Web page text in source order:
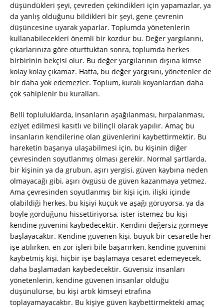
düşündükleri şeyi, çevreden çekindikleri için yapamazlar, ya
da yanlış olduğunu bildikleri bir şeyi, gene çevrenin
düşüncesine uyarak yaparlar. Toplumda yönetenlerin
kullanabilecekleri önemli bir kozdur bu. Değer yargılarını,
çıkarlarınıza göre oturttuktan sonra, toplumda herkes
birbirinin bekçisi olur. Bu değer yargılarının dışına kimse
kolay kolay çıkamaz. Hatta, bu değer yargısını, yönetenler de
bir daha yok edemezler. Toplum, kuralı koyanlardan daha
çok sahiplenir bu kuralları.
Belli topluluklarda, insanların aşağılanması, hırpalanması,
eziyet edilmesi kasıtlı ve bilinçli olarak yapılır. Amaç bu
insanların kendilerine olan güvenlerini kaybettirmektir. Bu
hareketin başarıya ulaşabilmesi için, bu kişinin diğer
çevresinden soyutlanmış olması gerekir. Normal şartlarda,
bir kişinin ya da grubun, aşırı yergisi, güven kaybına neden
olmayacağı gibi, aşırı övgüsü de güven kazanmaya yetmez.
Ama çevresinden soyutlanmış bir kişi için, ilişki içinde
olabildiği herkes, bu kişiyi küçük ve aşağı görüyorsa, ya da
böyle gördüğünü hissettiriyorsa, ister istemez bu kişi
kendine güvenini kaybedecektir. Kendini değersiz görmeye
başlayacaktır. Kendine güvenen kişi, büyük bir cesaretle her
işe atılırken, en zor işleri bile başarırken, kendine güvenini
kaybetmiş kişi, hiçbir işe başlamaya cesaret edemeyecek,
daha başlamadan kaybedecektir. Güvensiz insanları
yönetenlerin, kendine güvenen insanlar olduğu
düşünülürse, bu kişi artık kimseyi etrafına
toplayamayacaktır. Bu kişiye güven kaybettirmekteki amaç